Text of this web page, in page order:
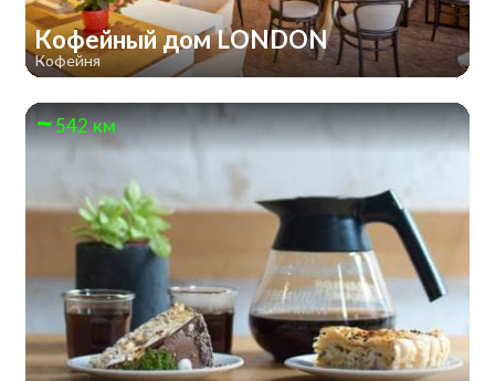
Кофейный дом LONDON
Кофейня
542 км